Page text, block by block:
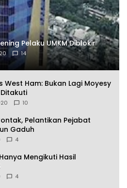
Pelaku UMKM Diblokir
14
West Ham: Bukan Lagi Moyesy
10
Pelantikan Pejabat
Gaduh
4
Mengikuti Hasil
4